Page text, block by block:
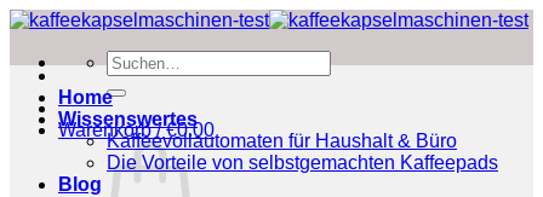
Zum
springen
Suchen
nach:
Warenkorb /€0.00
Home
Wissenswertes
Kaffeevollautomaten für Haushalt & Büro
Die Vorteile von selbstgemachten Kaffeepads
Blog